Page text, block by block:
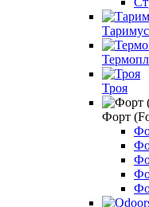
Таримус
Троя
Форт